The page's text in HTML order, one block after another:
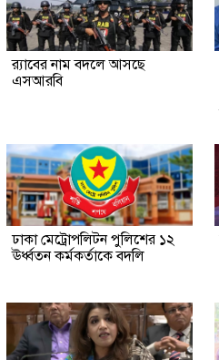
র‍্যাবের নাম বদলে আসছে
এসআরবি
ঢাকা মেট্রোপলিটন পুলিশের ১২
ঊর্ধ্বতন কর্মকর্তাকে বদলি